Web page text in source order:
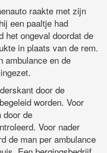
raakte met zijn
een paaltje had
het ongeval doordat de
in plaats van de rem.
ambulance en de
door de
worden. Voor
door de
Voor nader
de man per ambulance